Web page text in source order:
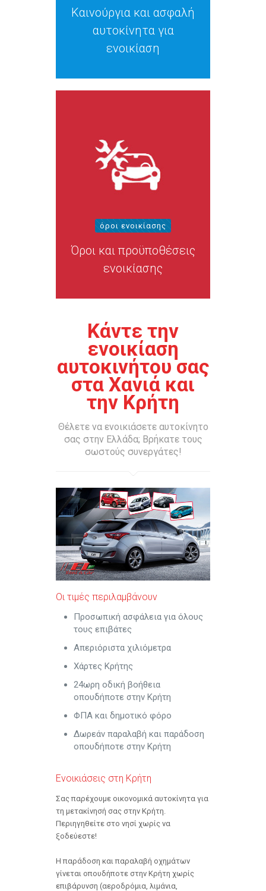
Καινούργια και ασφαλή
αυτοκίνητα για
ενοικίαση
όροι ενοικίασης
Όροι και προϋποθέσεις
ενοικίασης
Κάντε την
ενοικίαση
αυτοκινήτου σας
στα Χανιά και
την Κρήτη
Θέλετε να ενοικιάσετε αυτοκίνητο
σας στην Ελλάδα; Βρήκατε τους
σωστούς συνεργάτες!
Οι τιμές περιλαμβάνουν
Προσωπική ασφάλεια για όλους
τους επιβάτες
Απεριόριστα χιλιόμετρα
Χάρτες Κρήτης
24ωρη οδική βοήθεια
οπουδήποτε στην Κρήτη
ΦΠΑ και δημοτικό φόρο
Δωρεάν παραλαβή και παράδοση
οπουδήποτε στην Κρήτη
Ενοικιάσεις στη Κρήτη
Σας παρέχουμε οικονομικά αυτοκίνητα για
τη μετακίνησή σας στην Κρήτη.
Περιηγηθείτε στο νησί χωρίς να
ξοδεύεστε!
Η παράδοση και παραλαβή οχημάτων
γίνεται οπουδήποτε στην Κρήτη χωρίς
επιβάρυνση (αεροδρόμια, λιμάνια,